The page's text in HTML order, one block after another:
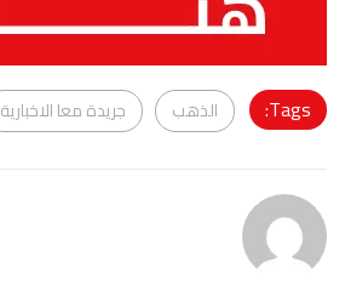
Tags: الذهب جريدة معا الاخبارية